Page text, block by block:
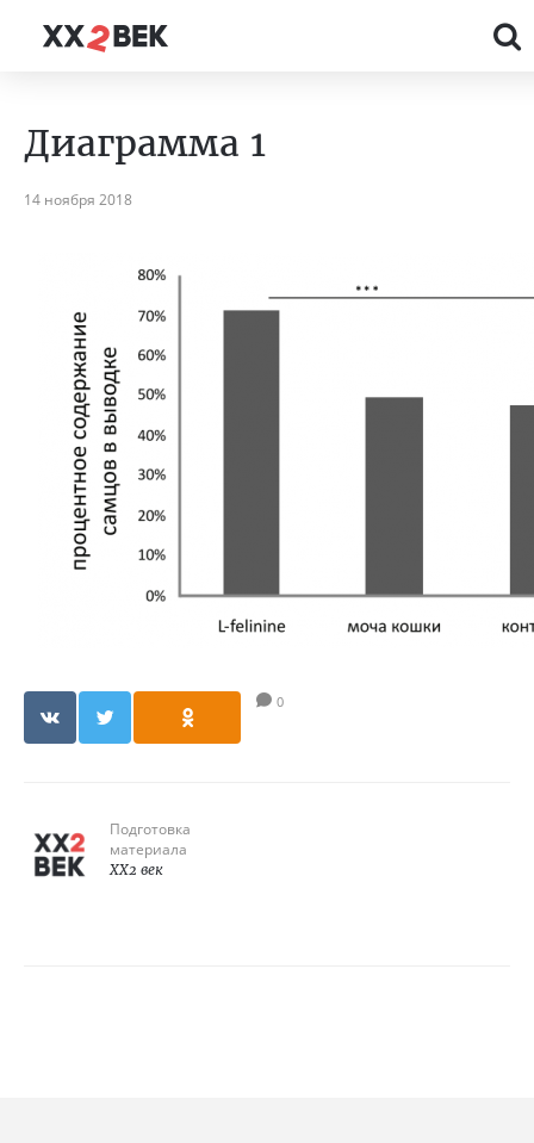
Диаграмма 1
14 ноября 2018
0
Подготовка
материала
XX2 век